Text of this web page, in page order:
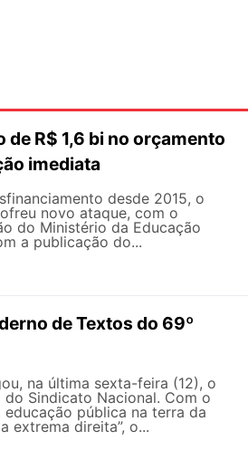
R$ 1,6 bi no orçamento
imediata
desde 2015, o
novo ataque, com o
do Ministério da Educação
a publicação do...
de Textos do 69º
na última sexta-feira (12), o
Sindicato Nacional. Com o
pública na terra da
extrema direita”, o...